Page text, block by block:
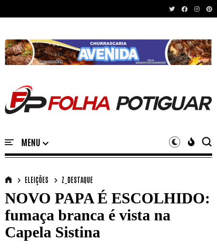
ELEIÇÕES Z_DESTAQUE
NOVO PAPA É ESCOLHIDO:
fumaça branca é vista na
Capela Sistina